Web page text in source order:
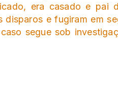
era casado e pai
e fugiram em
segue sob